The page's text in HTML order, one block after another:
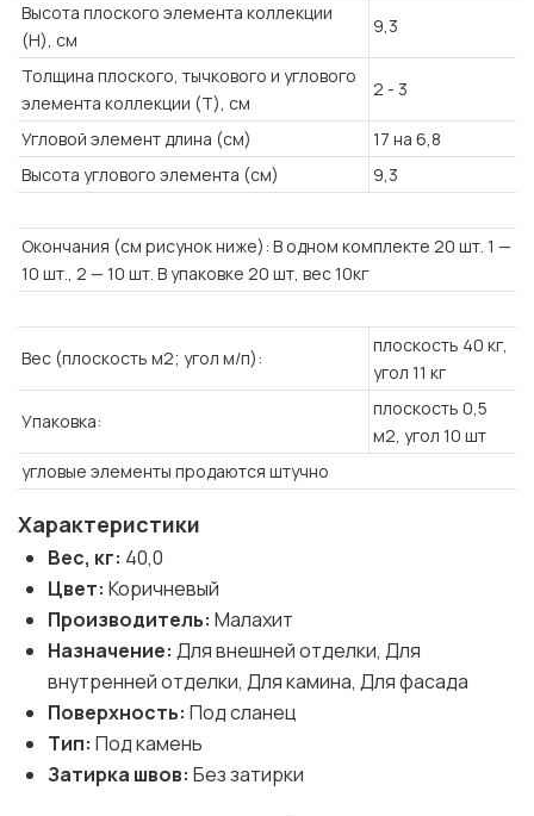
Высота плоского элемента коллекции
(H), см
9,3
Толщина плоского, тычкового и углового
элемента коллекции (T), см
2 - 3
Угловой элемент длина (см)
17 на 6,8
Высота углового элемента (см)
9,3
Окончания (см рисунок ниже): В одном комплекте 20 шт. 1 —
10 шт., 2 — 10 шт. В упаковке 20 шт, вес 10кг
Вес (плоскость м2; угол м/п):
плоскость 40 кг,
угол 11 кг
Упаковка:
плоскость 0,5
м2, угол 10 шт
угловые элементы продаются штучно
Характеристики
Вес, кг: 40,0
Цвет: Коричневый
Производитель: Малахит
Назначение: Для внешней отделки, Для
внутренней отделки, Для камина, Для фасада
Поверхность: Под сланец
Тип: Под камень
Затирка швов: Без затирки